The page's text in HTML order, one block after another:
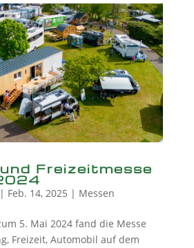
Freizeitmesse
| Feb. 14, 2025 | Messen
5. Mai 2024 fand die Messe
Freizeit, Automobil auf dem